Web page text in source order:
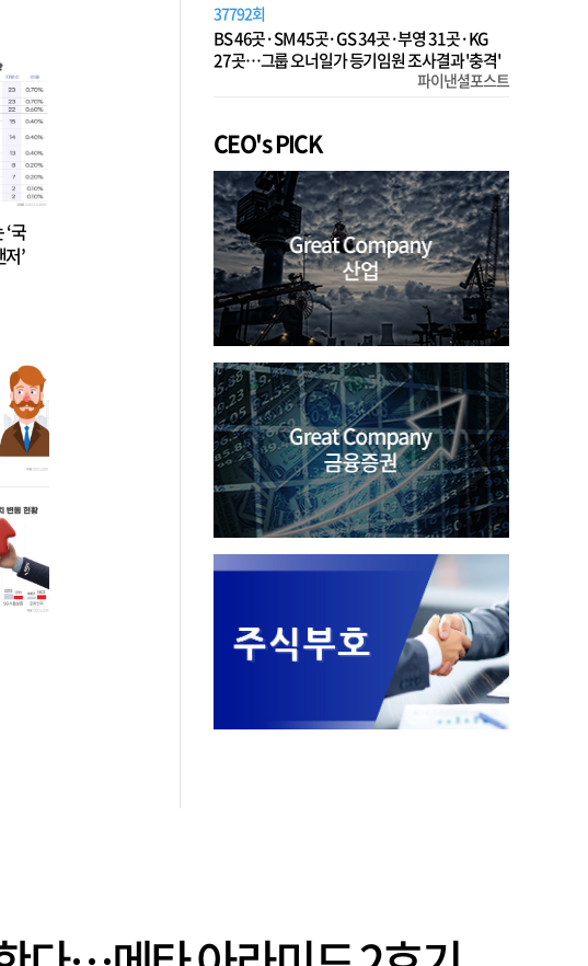
국
’
37792회
BS 46곳·SM 45곳·GS 34곳·부영 31곳·KG
27곳…그룹 오너일가 등기임원 조사결과 '충격'
파이낸셜포스트
CEO's PICK